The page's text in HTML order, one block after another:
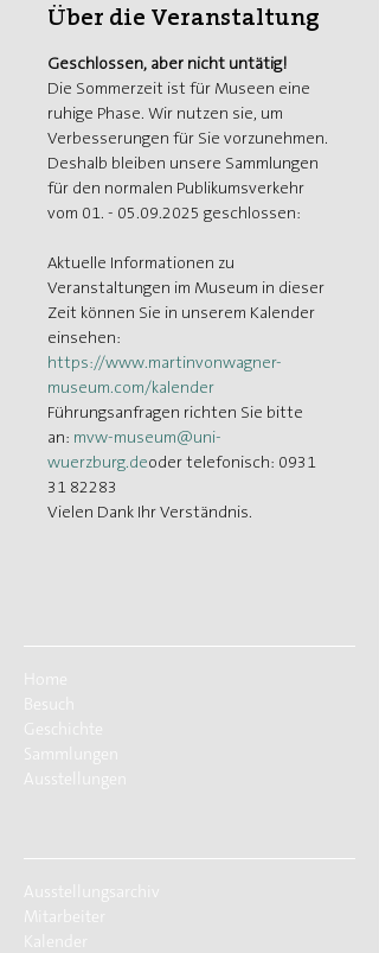
Über die Veranstaltung
Geschlossen, aber nicht untätig!
Die Sommerzeit ist für Museen eine
ruhige Phase. Wir nutzen sie, um
Verbesserungen für Sie vorzunehmen.
Deshalb bleiben unsere Sammlungen
für den normalen Publikumsverkehr
vom 01. - 05.09.2025 geschlossen:
Aktuelle Informationen zu
Veranstaltungen im Museum in dieser
Zeit können Sie in unserem Kalender
einsehen:
https://www.martinvonwagner-
museum.com/kalender
Führungsanfragen richten Sie bitte
an: mvw-museum@uni-
wuerzburg.deoder telefonisch: 0931
31 82283
Vielen Dank Ihr Verständnis.
Home
Besuch
Geschichte
Sammlungen
Ausstellungen
Ausstellungsarchiv
Mitarbeiter
Kalender